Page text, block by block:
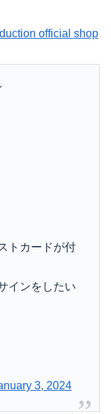
official shop
トカードが付
インをしたい
3, 2024